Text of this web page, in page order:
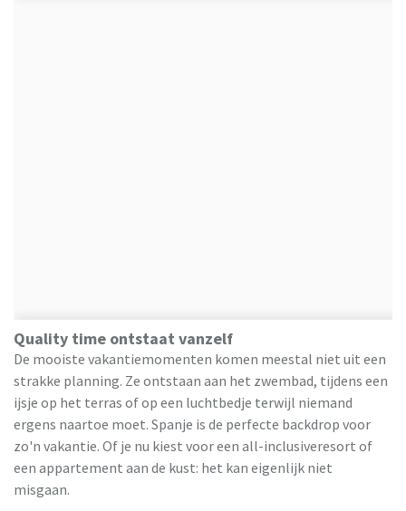
Quality time ontstaat vanzelf
De mooiste vakantiemomenten komen meestal niet uit een
strakke planning. Ze ontstaan aan het zwembad, tijdens een
ijsje op het terras of op een luchtbedje terwijl niemand
ergens naartoe moet. Spanje is de perfecte backdrop voor
zo'n vakantie. Of je nu kiest voor een all-inclusiveresort of
een appartement aan de kust: het kan eigenlijk niet
misgaan.